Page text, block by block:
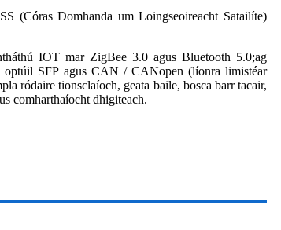
(Córas Domhanda um Loingseoireacht Satailíte)
IOT mar ZigBee 3.0 agus Bluetooth 5.0;ag
optúil SFP agus CAN / CANopen (líonra limistéar
ródaire tionsclaíoch, geata baile, bosca barr tacair,
comharthaíocht dhigiteach.